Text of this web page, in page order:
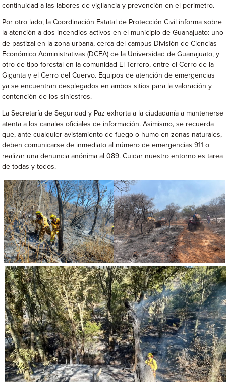
continuidad a las labores de vigilancia y prevención en el perímetro.
Por otro lado, la Coordinación Estatal de Protección Civil informa sobre
la atención a dos incendios activos en el municipio de Guanajuato: uno
de pastizal en la zona urbana, cerca del campus División de Ciencias
Económico Administrativas (DCEA) de la Universidad de Guanajuato, y
otro de tipo forestal en la comunidad El Terrero, entre el Cerro de la
Giganta y el Cerro del Cuervo. Equipos de atención de emergencias
ya se encuentran desplegados en ambos sitios para la valoración y
contención de los siniestros.
La Secretaría de Seguridad y Paz exhorta a la ciudadanía a mantenerse
atenta a los canales oficiales de información. Asimismo, se recuerda
que, ante cualquier avistamiento de fuego o humo en zonas naturales,
deben comunicarse de inmediato al número de emergencias 911 o
realizar una denuncia anónima al 089. Cuidar nuestro entorno es tarea
de todas y todos.